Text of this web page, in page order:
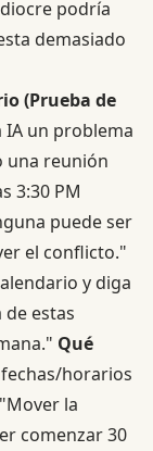
podría
demasiado
(Prueba de
IA un problema
una reunión
3:30 PM
puede ser
el conflicto."
y diga
estas
Qué
horarios
la
comenzar 30